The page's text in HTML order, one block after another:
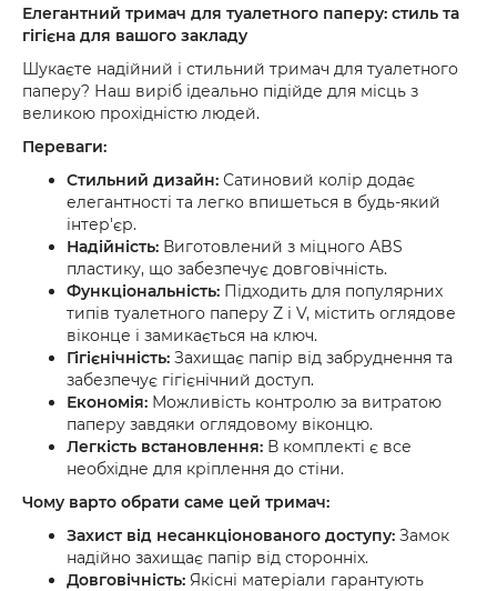
Елегантний тримач для туалетного паперу: стиль та
гігієна для вашого закладу
Шукаєте надійний і стильний тримач для туалетного
паперу? Наш виріб ідеально підійде для місць з
великою прохідністю людей.
Переваги:
Стильний дизайн: Сатиновий колір додає
елегантності та легко впишеться в будь-який
інтер'єр.
Надійність: Виготовлений з міцного ABS
пластику, що забезпечує довговічність.
Функціональність: Підходить для популярних
типів туалетного паперу Z і V, містить оглядове
віконце і замикається на ключ.
Гігієнічність: Захищає папір від забруднення та
забезпечує гігієнічний доступ.
Економія: Можливість контролю за витратою
паперу завдяки оглядовому віконцю.
Легкість встановлення: В комплекті є все
необхідне для кріплення до стіни.
Чому варто обрати саме цей тримач:
Захист від несанкціонованого доступу: Замок
надійно захищає папір від сторонніх.
Довговічність: Якісні матеріали гарантують